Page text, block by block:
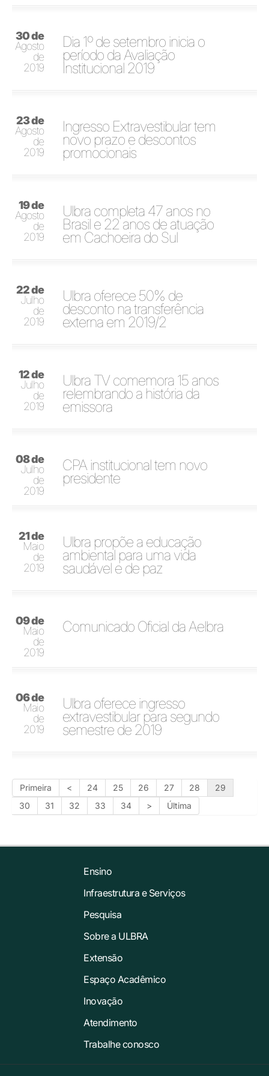
30 de
Agosto
de
2019
Dia 1º de setembro inicia o
período da Avaliação
Institucional 2019
23 de
Agosto
de
2019
Ingresso Extravestibular tem
novo prazo e descontos
promocionais
19 de
Agosto
de
2019
Ulbra completa 47 anos no
Brasil e 22 anos de atuação
em Cachoeira do Sul
22 de
Julho
de
2019
Ulbra oferece 50% de
desconto na transferência
externa em 2019/2
12 de
Julho
de
2019
Ulbra TV comemora 15 anos
relembrando a história da
emissora
08 de
Julho
de
2019
CPA institucional tem novo
presidente
21 de
Maio
de
2019
Ulbra propõe a educação
ambiental para uma vida
saudável e de paz
09 de
Maio
de
2019
Comunicado Oficial da Aelbra
06 de
Maio
de
2019
Ulbra oferece ingresso
extravestibular para segundo
semestre de 2019
Primeira < 24 25 26 27 28
29
30
31 32 33 34 > Última
Ensino
Infraestrutura e Serviços
Pesquisa
Sobre a ULBRA
Extensão
Espaço Acadêmico
Inovação
Atendimento
Trabalhe conosco